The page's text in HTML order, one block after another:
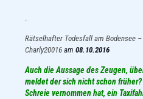
.
Rätselhafter Todesfall am Bodensee
Charly20016 am 08.10.2016
Auch die Aussage des Zeugen,
meldet der sich nicht schon
Schreie vernommen hat, ein